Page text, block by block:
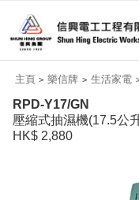
主頁 > 樂信牌 > 生活家電
RPD-Y17/GN
壓縮式抽濕機(17.5公
HK$ 2,880